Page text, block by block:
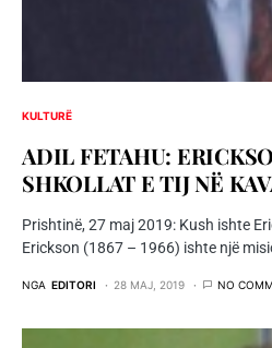
KULTURË
ADIL FETAHU:
SHKOLLAT E TIJ NË
Prishtinë, 27 maj 2019: Kush ishte
Erickson (1867 – 1966) ishte një
NGA EDITORI 28 MAJ, 2019 NO